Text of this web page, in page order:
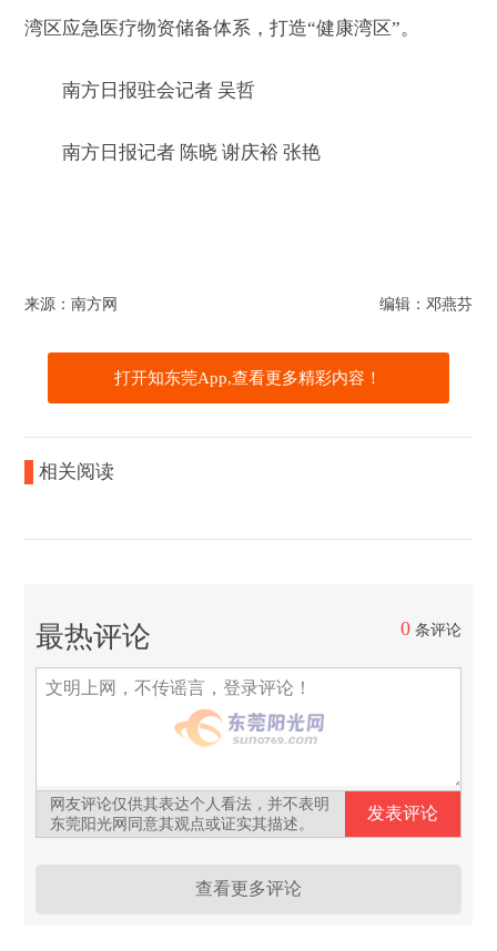
湾区应急医疗物资储备体系，打造“健康湾区”。
南方日报驻会记者 吴哲
南方日报记者 陈晓 谢庆裕 张艳
来源：南方网 编辑：邓燕芬
打开知东莞App,查看更多精彩内容！
相关阅读
最热评论 0 条评论
网友评论仅供其表达个人看法，并不表明
东莞阳光网同意其观点或证实其描述。
查看更多评论